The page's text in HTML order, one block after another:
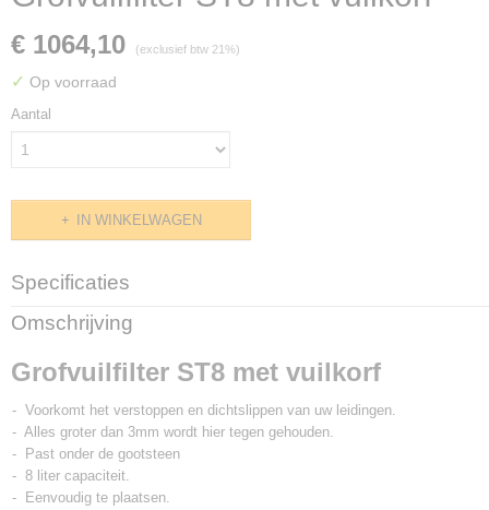
€ 1064,10 (exclusief btw 21%)
✓ Op voorraad
Aantal
IN WINKELWAGEN
Specificaties
Productcode
Omschrijving
Grofvuilfilter ST8 met vuilkorf
- Voorkomt het verstoppen en dichtslippen van uw leidingen.
- Alles groter dan 3mm wordt hier tegen gehouden.
- Past onder de gootsteen
- 8 liter capaciteit.
- Eenvoudig te plaatsen.